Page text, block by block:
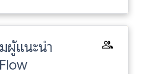
ผู้แนะนำ